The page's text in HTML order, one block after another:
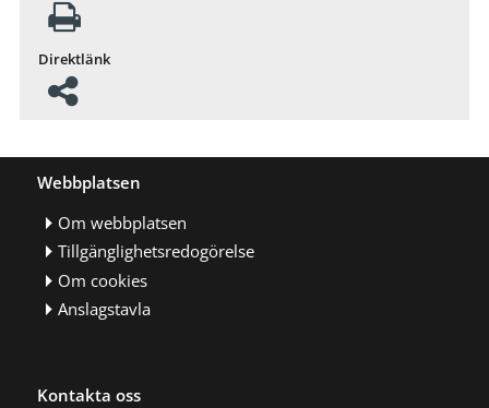
Direktlänk
Webbplatsen
Om webbplatsen
Tillgänglighetsredogörelse
Om cookies
Anslagstavla
Kontakta oss